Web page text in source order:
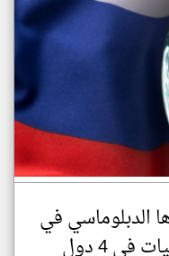
الدبلوماسي في
إفريقيا بافتتاح ممثليات في 4 دول